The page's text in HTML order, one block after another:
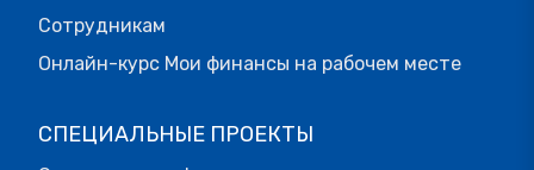
Сотрудникам
Онлайн-курс Мои финансы на рабочем месте
СПЕЦИАЛЬНЫЕ ПРОЕКТЫ